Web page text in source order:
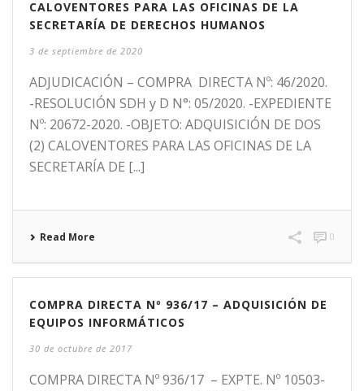
CALOVENTORES PARA LAS OFICINAS DE LA
SECRETARÍA DE DERECHOS HUMANOS
3 de septiembre de 2020
ADJUDICACIÓN – COMPRA DIRECTA Nº: 46/2020.
-RESOLUCIÓN SDH y D N°: 05/2020. -EXPEDIENTE
Nº: 20672-2020. -OBJETO: ADQUISICIÓN DE DOS
(2) CALOVENTORES PARA LAS OFICINAS DE LA
SECRETARÍA DE [...]
Read More 0
COMPRA DIRECTA Nº 936/17 – ADQUISICIÓN DE
EQUIPOS INFORMÁTICOS
30 de octubre de 2017
COMPRA DIRECTA Nº 936/17 – EXPTE. Nº 10503-